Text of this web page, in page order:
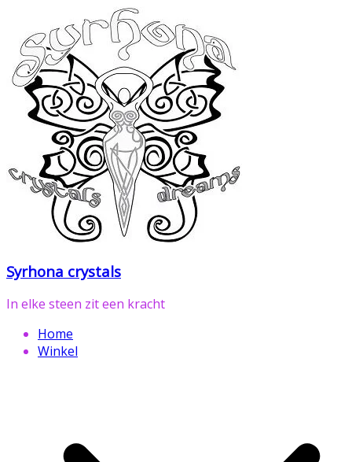
naar
inhoud
Syrhona crystals
In elke steen zit een kracht
Home
Winkel